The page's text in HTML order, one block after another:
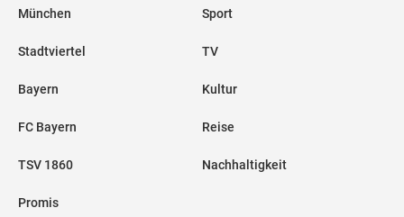
München
Stadtviertel
Bayern
FC Bayern
TSV 1860
Promis
Sport
TV
Kultur
Reise
Nachhaltigkeit